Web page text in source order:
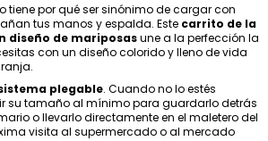
tiene por qué ser sinónimo de cargar con
tus manos y espalda. Este carrito de la
diseño de mariposasune a la perfección la
con un diseño colorido y lleno de vida
plegable. Cuando no lo estés
su tamaño al mínimo para guardarlo detrás
o llevarlo directamente en el maletero del
visita al supermercado o al mercado